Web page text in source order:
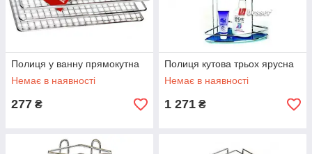
Полиця у ванну прямокутна
Немає в наявності
277 ₴
Полиця кутова трьох ярусна
Немає в наявності
1 271 ₴